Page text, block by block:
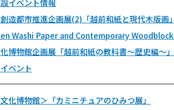
イベント情報
造都市推進企画展(2)「越前和紙と現代木版画」
Washi Paper and Contemporary
博物館企画展「越前和紙の教科書～歴史編～
ベント
化博物館＞「カミニチュアのひみつ展」